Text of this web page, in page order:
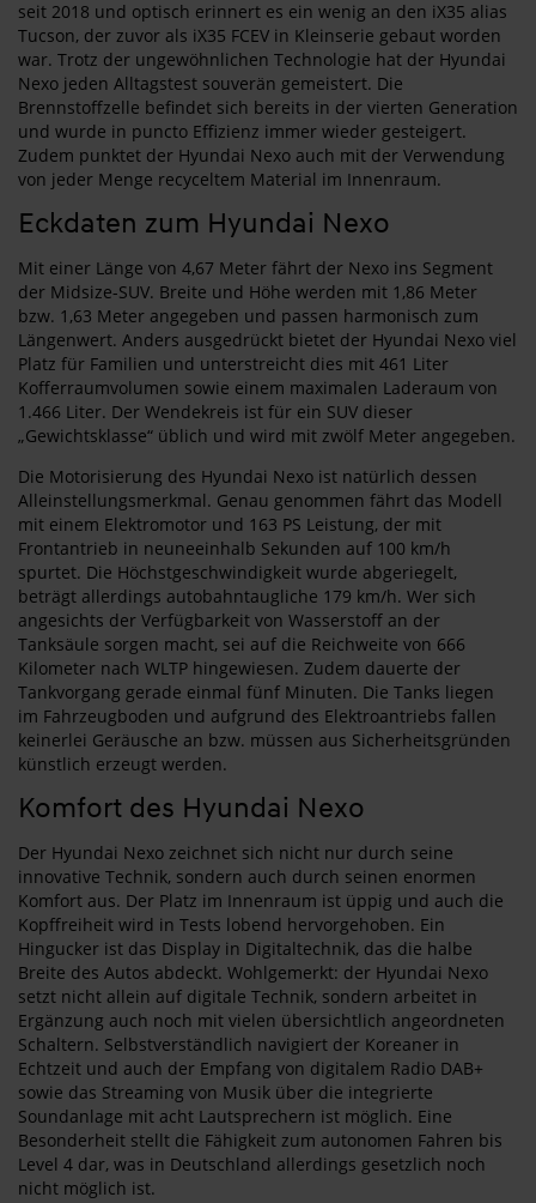
seit 2018 und optisch erinnert es ein wenig an den iX35 alias
Tucson, der zuvor als iX35 FCEV in Kleinserie gebaut worden
war. Trotz der ungewöhnlichen Technologie hat der Hyundai
Nexo jeden Alltagstest souverän gemeistert. Die
Brennstoffzelle befindet sich bereits in der vierten Generation
und wurde in puncto Effizienz immer wieder gesteigert.
Zudem punktet der Hyundai Nexo auch mit der Verwendung
von jeder Menge recyceltem Material im Innenraum.
Eckdaten zum Hyundai Nexo
Mit einer Länge von 4,67 Meter fährt der Nexo ins Segment
der Midsize-SUV. Breite und Höhe werden mit 1,86 Meter
bzw. 1,63 Meter angegeben und passen harmonisch zum
Längenwert. Anders ausgedrückt bietet der Hyundai Nexo viel
Platz für Familien und unterstreicht dies mit 461 Liter
Kofferraumvolumen sowie einem maximalen Laderaum von
1.466 Liter. Der Wendekreis ist für ein SUV dieser
„Gewichtsklasse“ üblich und wird mit zwölf Meter angegeben.
Die Motorisierung des Hyundai Nexo ist natürlich dessen
Alleinstellungsmerkmal. Genau genommen fährt das Modell
mit einem Elektromotor und 163 PS Leistung, der mit
Frontantrieb in neuneeinhalb Sekunden auf 100 km/h
spurtet. Die Höchstgeschwindigkeit wurde abgeriegelt,
beträgt allerdings autobahntaugliche 179 km/h. Wer sich
angesichts der Verfügbarkeit von Wasserstoff an der
Tanksäule sorgen macht, sei auf die Reichweite von 666
Kilometer nach WLTP hingewiesen. Zudem dauerte der
Tankvorgang gerade einmal fünf Minuten. Die Tanks liegen
im Fahrzeugboden und aufgrund des Elektroantriebs fallen
keinerlei Geräusche an bzw. müssen aus Sicherheitsgründen
künstlich erzeugt werden.
Komfort des Hyundai Nexo
Der Hyundai Nexo zeichnet sich nicht nur durch seine
innovative Technik, sondern auch durch seinen enormen
Komfort aus. Der Platz im Innenraum ist üppig und auch die
Kopffreiheit wird in Tests lobend hervorgehoben. Ein
Hingucker ist das Display in Digitaltechnik, das die halbe
Breite des Autos abdeckt. Wohlgemerkt: der Hyundai Nexo
setzt nicht allein auf digitale Technik, sondern arbeitet in
Ergänzung auch noch mit vielen übersichtlich angeordneten
Schaltern. Selbstverständlich navigiert der Koreaner in
Echtzeit und auch der Empfang von digitalem Radio DAB+
sowie das Streaming von Musik über die integrierte
Soundanlage mit acht Lautsprechern ist möglich. Eine
Besonderheit stellt die Fähigkeit zum autonomen Fahren bis
Level 4 dar, was in Deutschland allerdings gesetzlich noch
nicht möglich ist.